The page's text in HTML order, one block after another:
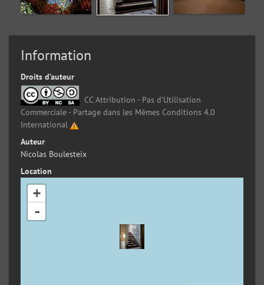
Information
Droits d’auteur
CC Attribution - Pas d’Utilisation
Commerciale - Partage dans les Mêmes Conditions 4.0
International
Auteur
Nicolas Boulesteix
Location
+
-